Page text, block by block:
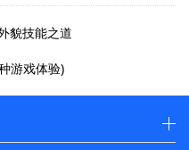
貌技能之道
游戏体验)